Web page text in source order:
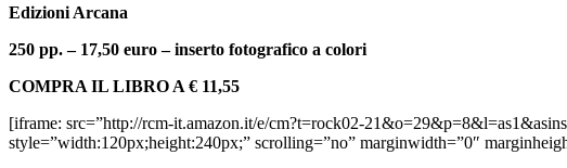
Edizioni Arcana
250 pp. – 17,50 euro – inserto fotografico a colori
COMPRA IL LIBRO A € 11,55
[iframe: src=”http://rcm-it.amazon.it/e/cm?t=rock02-
style=”width:120px;height:240px;” scrolling=”no” marginwidth=”0″